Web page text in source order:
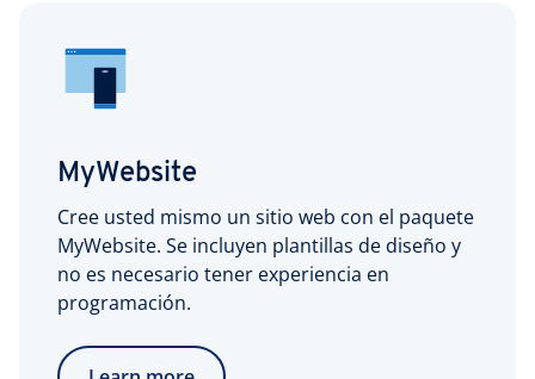
MyWebsite
Cree usted mismo un sitio web con el paquete
MyWebsite. Se incluyen plantillas de diseño y
no es necesario tener experiencia en
programación.